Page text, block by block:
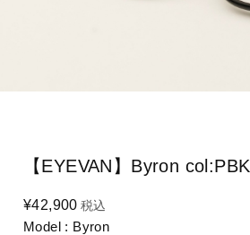
【EYEVAN】Byron col:PBK
¥42,900 税込
Model : Byron